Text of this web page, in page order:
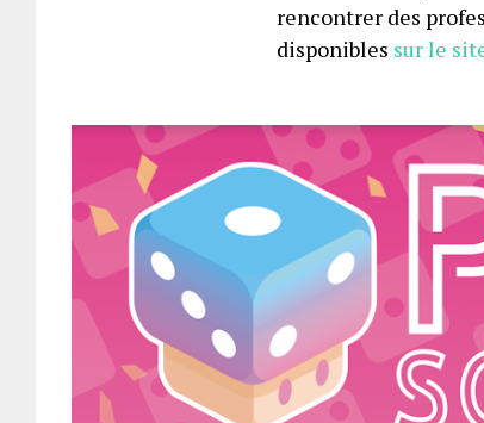
rencontrer des
disponibles sur le